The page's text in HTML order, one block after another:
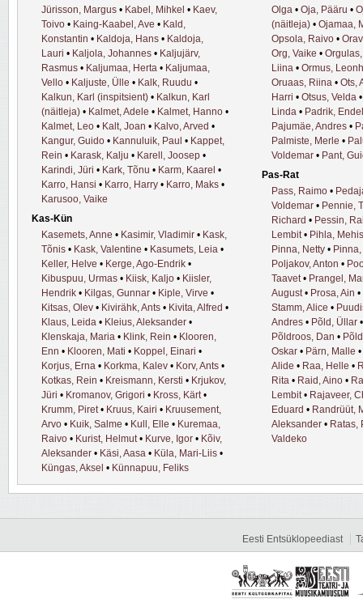
Jürisson, Margus • Kabel, Mihkel • Kaev,
Toivo • Kaing-Kaabel, Ave • Kald,
Konstantin • Kaldoja, Hans • Kaldoja,
Lauri • Kaljola, Johannes • Kaljujärv,
Rasmus • Kaljumaa, Herta • Kaljumaa,
Vello • Kaljuste, Ülle • Kalk, Ruudu •
Kalkun, Karl (inspitsient) • Kalkun, Karl
(näitleja) • Kalmet, Adele • Kalmet, Hanno •
Kalmet, Leo • Kalt, Joan • Kalvo, Arved •
Kangur, Guido • Kannuluik, Paul • Kappet,
Rein • Karask, Kalju • Karell, Joosep •
Karindi, Jüri • Kark, Tõnu • Karm, Kaarel •
Karro, Hansi • Karro, Harry • Karro, Maks •
Karusoo, Vaike
Kas-Kün
Kasemets, Anne • Kasimir, Vladimir • Kask,
Tõnis • Kask, Valentine • Kasumets, Leia •
Keller, Helve • Kerge, Ago-Endrik •
Kibuspuu, Urmas • Kiisk, Kaljo • Kiisler,
Hendrik • Kilgas, Gunnar • Kiple, Virve •
Kitsas, Olev • Kivirähk, Ants • Kivita, Alfred •
Klaus, Leida • Kleius, Aleksander •
Klenskaja, Maria • Klink, Rein • Klooren,
Enn • Klooren, Mati • Koppel, Einari •
Korjus, Erna • Korkma, Kalev • Korv, Ants •
Kotkas, Rein • Kreismann, Kersti • Krjukov,
Jüri • Kromanov, Grigori • Kross, Kärt•
Krumm, Piret• Kruus, Kairi • Kruusement,
Arvo • Kuik, Salme • Kull, Elle • Kuremaa,
Raivo • Kurist, Helmut• Kurve, Igor • Kõiv,
Aleksander • Käsi, Aasa • Küla, Mari-Liis •
Küngas, Aksel • Künnapuu, Feliks
Olga • Oja, Pääru •
(näitleja) • Ojamaa,
Opsola, Raivo •
Org, Vaike •
Liina • Ormus,
Oruaas, Riina • Ots,
Harri • Otsus, Velda
Linda • Padrik, Endel
Pajumäe, Andres •
Palmiste, Merle •
Voldemar • Pant,
Pas-Rat
Pass, Raimo •
Voldemar • Pennie,
Richard • Pessin,
Lembit• Pihla, Mehis
Pinna, Netty •
Poljakov, Anton •
Taavet• Prangel,
August• Prosa, Ain •
Stamm, Alice •
Andres • Põld, Üllar
Põldroos, Dan •
Oskar • Pärn, Malle •
Alide • Raa, Helle •
Rita • Raid, Aino •
Lembit• Rajaveer,
Eduard • Randrüüt,
Aleksander • Ratas,
Valdeko
Eesti Entsüklopeediast